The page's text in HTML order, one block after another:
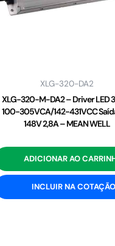
XLG-320-DA2
XLG-320-M-DA2 – Driver LED
100-305VCA/142-431VCC
148V 2,8A – MEAN WELL
ADICIONAR AO
INCLUIR NA COTAÇÃO